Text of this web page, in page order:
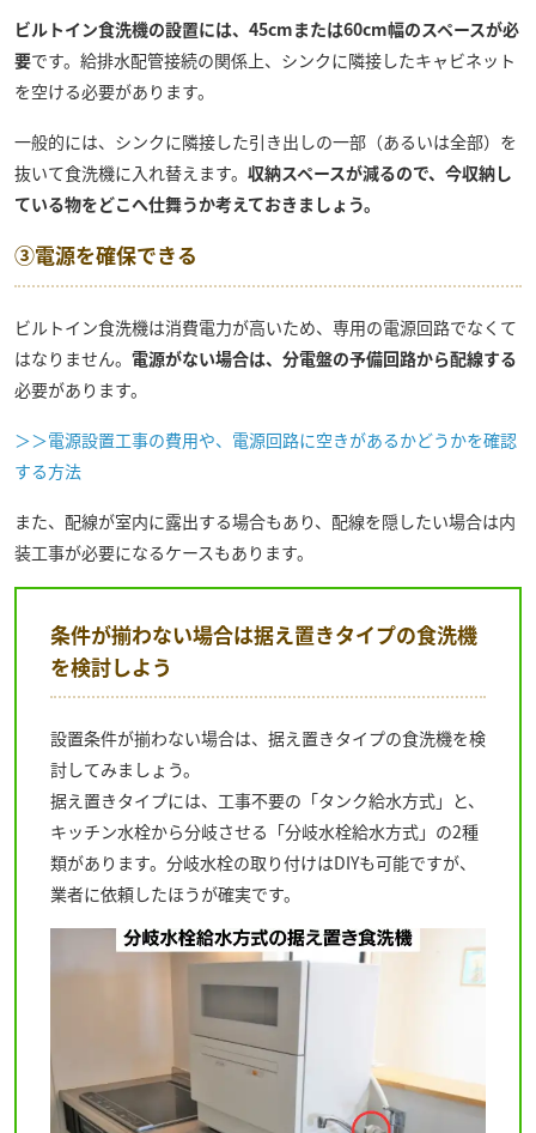
ビルトイン食洗機の設置には、45cmまたは60cm幅のスペースが必
要です。給排水配管接続の関係上、シンクに隣接したキャビネット
を空ける必要があります。
一般的には、シンクに隣接した引き出しの一部（あるいは全部）を
抜いて食洗機に入れ替えます。 収納スペースが減るので、今収納し
ている物をどこへ仕舞うか考えておきましょう。
③電源を確保できる
ビルトイン食洗機は消費電力が高いため、専用の電源回路でなくて
はなりません。 電源がない場合は、分電盤の予備回路から配線する
必要があります。
＞＞電源設置工事の費用や、電源回路に空きがあるかどうかを確認
する方法
また、配線が室内に露出する場合もあり、配線を隠したい場合は内
装工事が必要になるケースもあります。
条件が揃わない場合は据え置きタイプの食洗機
を検討しよう
設置条件が揃わない場合は、据え置きタイプの食洗機を検
討してみましょう。
据え置きタイプには、工事不要の「タンク給水方式」と、
キッチン水栓から分岐させる「分岐水栓給水方式」の2種
類があります。分岐水栓の取り付けはDIYも可能ですが、
業者に依頼したほうが確実です。